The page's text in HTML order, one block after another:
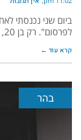
ביום שני נכנסתי
לפרסום". רק בן 20, לא הספיק כלום. ואני חשבתי על
קרא עוד ←
בהר